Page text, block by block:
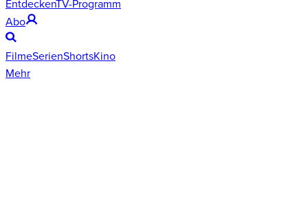
EntdeckenTV-Programm
Abo
FilmeSerienShortsKino
Mehr